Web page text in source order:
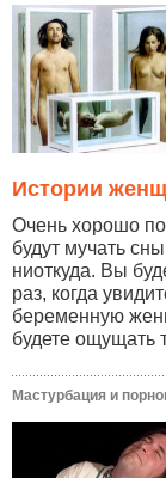
Истории
Очень хорошо
будут мучать
ниоткуда. Вы
раз, когда
беременную
будете ощущать
Мастурбация и